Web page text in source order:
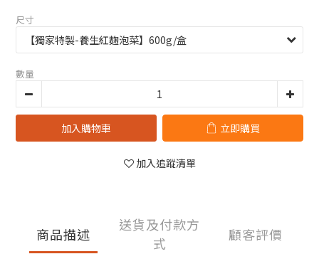
尺寸
數量
加入購物車 立即購買
加入追蹤清單
商品描述
送貨及付款方
式
顧客評價